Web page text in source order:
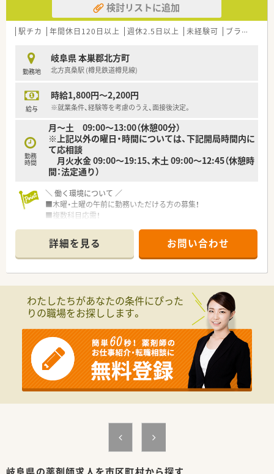
検討リストに追加
駅チカ 年間休日120日以上 週休2.5日以上 未経験可 ブランク可
勤務地
岐阜県 本巣郡北方町
北方真桑駅 (樽見鉄道樽見線)
給与
時給1,800円～2,200円
※就業条件、経験等を考慮のうえ、面接後決定。
勤務
時間
月～土 09:00～13:00（休憩00分）
※上記以外の曜日・時間については、下記開局時間内に
て応相談
月火水金 09:00～19:15、木土 09:00～12:45（休憩時
間：法定通り）
＼ 働く環境について ／
■木曜・土曜の午前に勤務いただける方の募集！
■複数科目応需！
児科・泌尿器科・アレルギー科・リハビリテーション科など、多く
の科目を経験できます。
■処方箋は平均90枚/日程度、薬剤師さんは在籍2名ですが、
1週間単位でシフトの調整をしているので
＼ こんな会社です ／
■休日休暇の充実♪
→8日間の長期休暇の取得も可！（希望者全員）
■普段から明るい態度でお互いが協力し合い、わからないことが
あれば助け合いという精神でみな様働かれております！
■大手企業傘下の為、安定した企業です！
■部長などの役職者も流動的に勤務しているので、困った事があ
れば相談し易くコミュニケーションが取り易い環境です♪
■働き方次第で全科目の経験が可能なため、他社よりも成長スピ
■システム面でも働き易さをサポート！
→「薬歴MEDIX（メディクス）」で薬歴入力業務をスピーディに♪
■経営陣・マネージメントが全員薬剤師であり、現場との隔たり
詳細を見る お問い合わせ
わたしたちがあなたの条件にぴった
りの職場をお探しします。